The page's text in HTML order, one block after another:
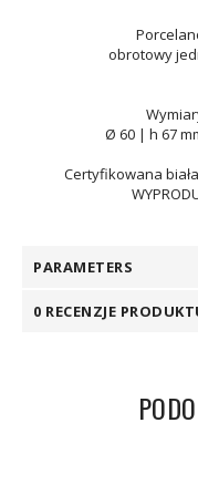
obrotowy
Ø 60 | h 67
Certyfikowana
PARAMETERS
0 RECENZJE